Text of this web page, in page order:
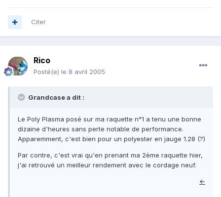
Citer
Rico
Posté(e) le 8 avril 2005
Grandcase a dit :
Le Poly Plasma posé sur ma raquette n°1 a tenu une bonne
dizaine d'heures sans perte notable de performance.
Apparemment, c'est bien pour un polyester en jauge 1.28 (?)
Par contre, c'est vrai qu'en prenant ma 2ème raquette hier,
j'ai retrouvé un meilleur rendement avec le cordage neuf.
←